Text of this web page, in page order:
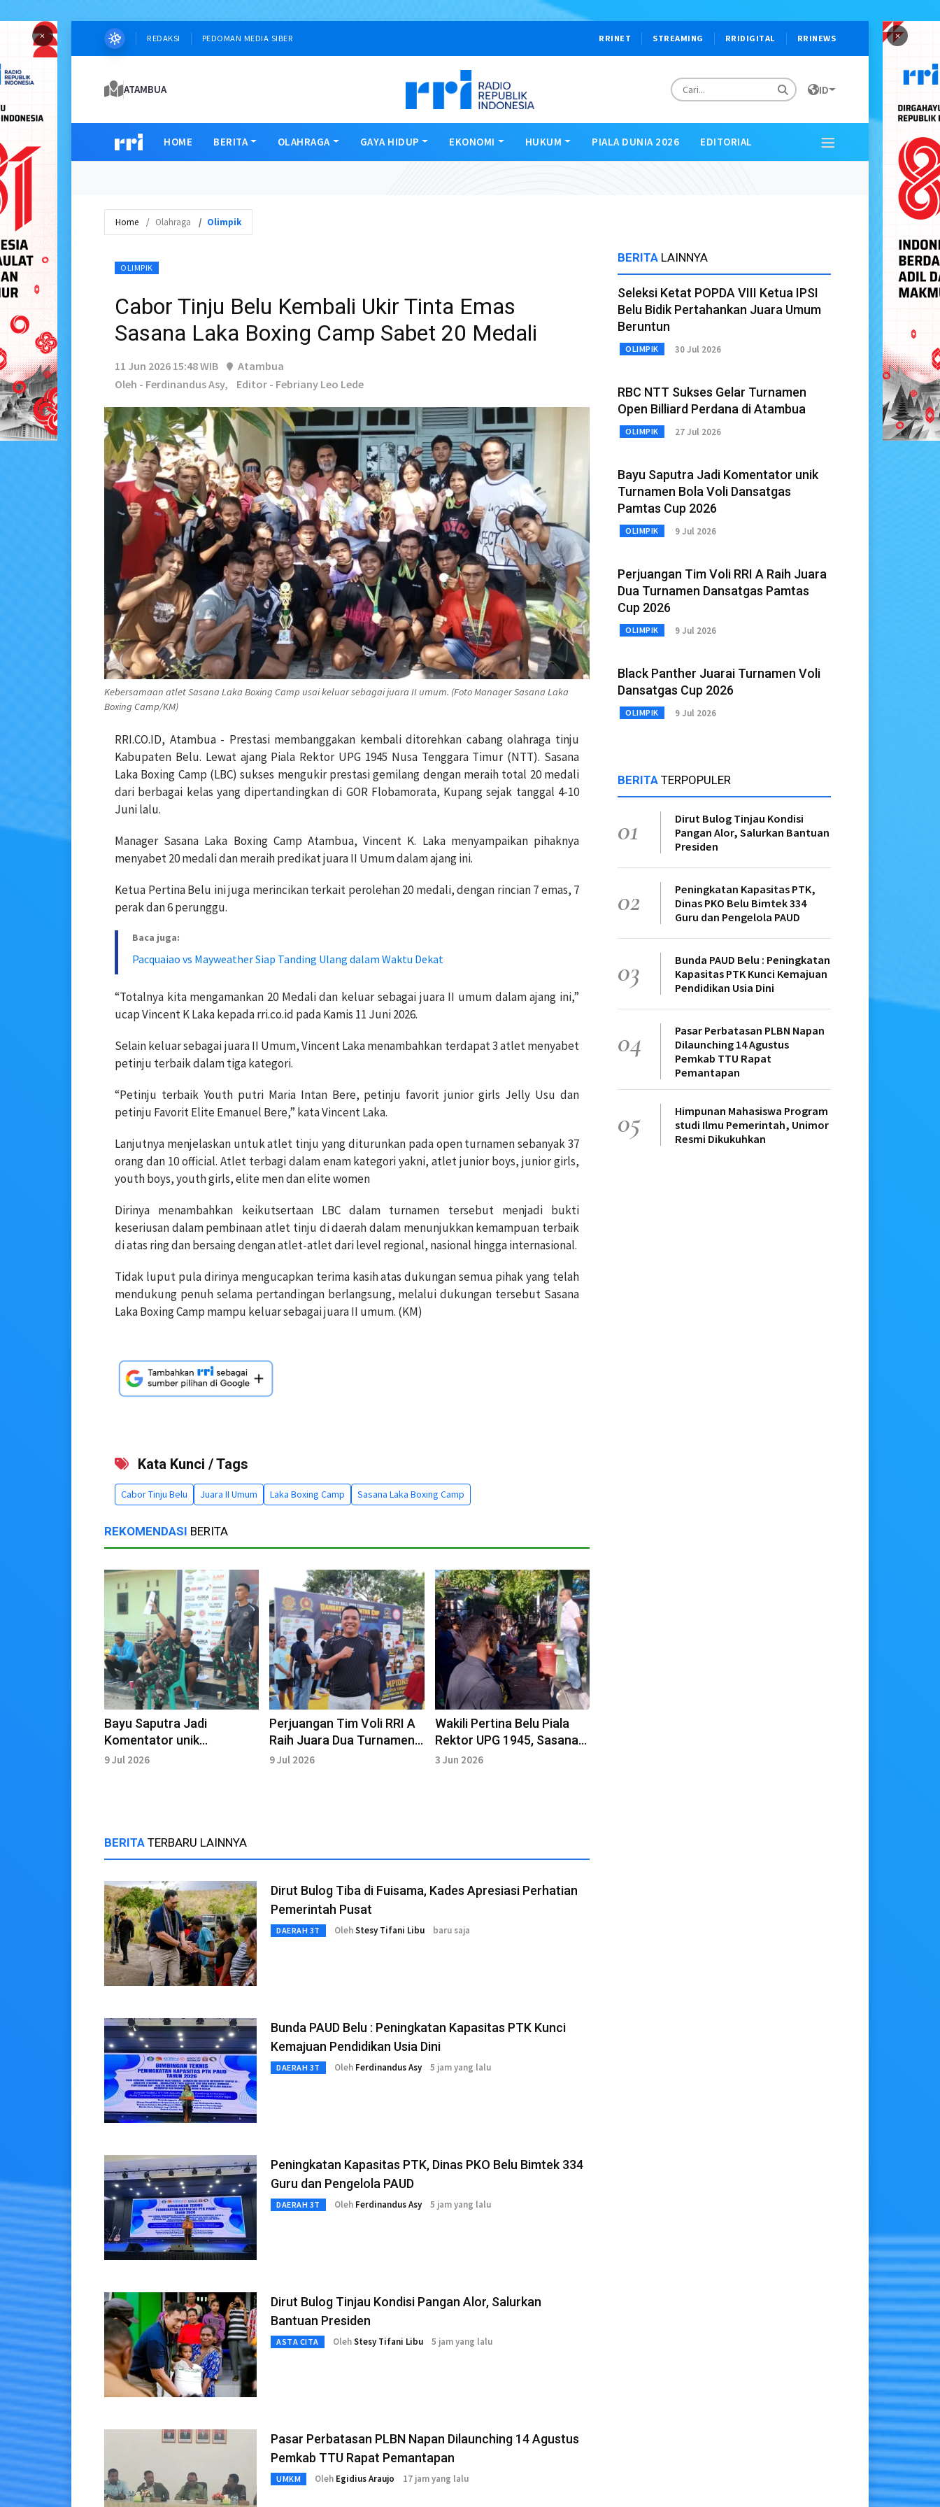
× ×
REDAKSI PEDOMAN MEDIA SIBER RRINET STREAMING RRIDIGITAL RRINEWS
ATAMBUA ID
HOME BERITA OLAHRAGA GAYA HIDUP EKONOMI HUKUM PIALA DUNIA 2026 EDITORIAL
Home Olahraga Olimpik
OLIMPIK
Cabor Tinju Belu Kembali Ukir Tinta Emas
Sasana Laka Boxing Camp Sabet 20 Medali
11 Jun 2026 15:48 WIB
Atambua
Oleh - Ferdinandus Asy,
Editor - Febriany Leo Lede
Kebersamaan atlet Sasana Laka Boxing Camp usai keluar sebagai juara II umum. (Foto Manager Sasana Laka
Boxing Camp/KM)
RRI.CO.ID, Atambua - Prestasi membanggakan kembali ditorehkan cabang olahraga tinju
Kabupaten Belu. Lewat ajang Piala Rektor UPG 1945 Nusa Tenggara Timur (NTT). Sasana
Laka Boxing Camp (LBC) sukses mengukir prestasi gemilang dengan meraih total 20 medali
dari berbagai kelas yang dipertandingkan di GOR Flobamorata, Kupang sejak tanggal 4-10
Juni lalu.
Manager Sasana Laka Boxing Camp Atambua, Vincent K. Laka menyampaikan pihaknya
menyabet 20 medali dan meraih predikat juara II Umum dalam ajang ini.
Ketua Pertina Belu ini juga merincikan terkait perolehan 20 medali, dengan rincian 7 emas, 7
perak dan 6 perunggu.
Baca juga:
Pacquaiao vs Mayweather Siap Tanding Ulang dalam Waktu Dekat
“Totalnya kita mengamankan 20 Medali dan keluar sebagai juara II umum dalam ajang ini,”
ucap Vincent K Laka kepada rri.co.id pada Kamis 11 Juni 2026.
Selain keluar sebagai juara II Umum, Vincent Laka menambahkan terdapat 3 atlet menyabet
petinju terbaik dalam tiga kategori.
“Petinju terbaik Youth putri Maria Intan Bere, petinju favorit junior girls Jelly Usu dan
petinju Favorit Elite Emanuel Bere,” kata Vincent Laka.
Lanjutnya menjelaskan untuk atlet tinju yang diturunkan pada open turnamen sebanyak 37
orang dan 10 official. Atlet terbagi dalam enam kategori yakni, atlet junior boys, junior girls,
youth boys, youth girls, elite men dan elite women
Dirinya menambahkan keikutsertaan LBC dalam turnamen tersebut menjadi bukti
keseriusan dalam pembinaan atlet tinju di daerah dalam menunjukkan kemampuan terbaik
di atas ring dan bersaing dengan atlet-atlet dari level regional, nasional hingga internasional.
Tidak luput pula dirinya mengucapkan terima kasih atas dukungan semua pihak yang telah
mendukung penuh selama pertandingan berlangsung, melalui dukungan tersebut Sasana
Laka Boxing Camp mampu keluar sebagai juara II umum. (KM)
Kata Kunci / Tags
Cabor Tinju Belu Juara II Umum Laka Boxing Camp Sasana Laka Boxing Camp
REKOMENDASI BERITA
Bayu Saputra Jadi
Komentator unik
Turnamen Bola Voli
9 Jul 2026
Perjuangan Tim Voli RRI A
Raih Juara Dua Turnamen
Dansatgas Pamtas Cup
9 Jul 2026
Wakili Pertina Belu Piala
Rektor UPG 1945, Sasana
Laka Boxing Targetkan
3 Jun 2026
BERITA TERBARU LAINNYA
Dirut Bulog Tiba di Fuisama, Kades Apresiasi Perhatian
Pemerintah Pusat
DAERAH 3T OlehStesy Tifani Libu baru saja
Bunda PAUD Belu : Peningkatan Kapasitas PTK Kunci
Kemajuan Pendidikan Usia Dini
DAERAH 3T Oleh Ferdinandus Asy 5 jam yang lalu
Peningkatan Kapasitas PTK, Dinas PKO Belu Bimtek 334
Guru dan Pengelola PAUD
DAERAH 3T Oleh Ferdinandus Asy 5 jam yang lalu
Dirut Bulog Tinjau Kondisi Pangan Alor, Salurkan
Bantuan Presiden
ASTA CITA OlehStesy Tifani Libu 5 jam yang lalu
Pasar Perbatasan PLBN Napan Dilaunching 14 Agustus
Pemkab TTU Rapat Pemantapan
UMKM Oleh Egidius Araujo 17 jam yang lalu
BERITA LAINNYA
Seleksi Ketat POPDA VIII Ketua IPSI
Belu Bidik Pertahankan Juara Umum
Beruntun
OLIMPIK 30 Jul 2026
RBC NTT Sukses Gelar Turnamen
Open Billiard Perdana di Atambua
OLIMPIK 27 Jul 2026
Bayu Saputra Jadi Komentator unik
Turnamen Bola Voli Dansatgas
Pamtas Cup 2026
OLIMPIK 9 Jul 2026
Perjuangan Tim Voli RRI A Raih Juara
Dua Turnamen Dansatgas Pamtas
Cup 2026
OLIMPIK 9 Jul 2026
Black Panther Juarai Turnamen Voli
Dansatgas Cup 2026
OLIMPIK 9 Jul 2026
BERITA TERPOPULER
01
Dirut Bulog Tinjau Kondisi
Pangan Alor, Salurkan Bantuan
Presiden
02
Peningkatan Kapasitas PTK,
Dinas PKO Belu Bimtek 334
Guru dan Pengelola PAUD
03
Bunda PAUD Belu : Peningkatan
Kapasitas PTK Kunci Kemajuan
Pendidikan Usia Dini
04
Pasar Perbatasan PLBN Napan
Dilaunching 14 Agustus
Pemkab TTU Rapat
Pemantapan
05
Himpunan Mahasiswa Program
studi Ilmu Pemerintah, Unimor
Resmi Dikukuhkan